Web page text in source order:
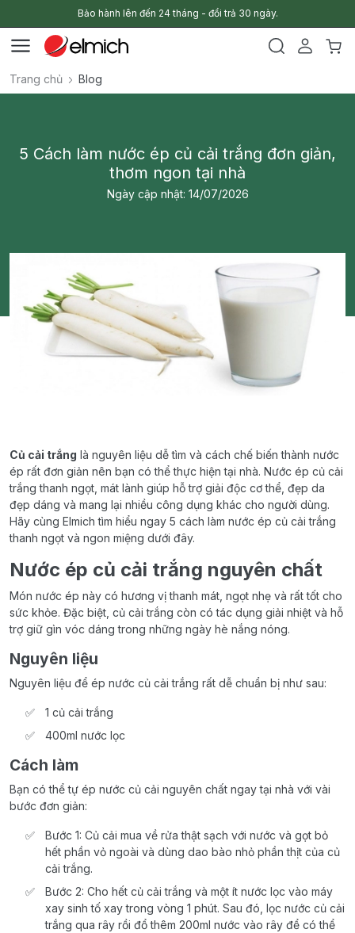
Bảo hành lên đến 24 tháng - đổi trả 30 ngày.
Trang chủ Blog
5 Cách làm nước ép củ cải trắng đơn giản,
thơm ngon tại nhà
Ngày cập nhật: 14/07/2026
Củ cải trắng là nguyên liệu dễ tìm và cách chế biến thành nước
ép rất đơn giản nên bạn có thể thực hiện tại nhà. Nước ép củ cải
trắng thanh ngọt, mát lành giúp hỗ trợ giải độc cơ thể, đẹp da
đẹp dáng và mang lại nhiều công dụng khác cho người dùng.
Hãy cùng Elmich tìm hiểu ngay 5 cách làm nước ép củ cải trắng
thanh ngọt và ngon miệng dưới đây.
Nước ép củ cải trắng nguyên chất
Món nước ép này có hương vị thanh mát, ngọt nhẹ và rất tốt cho
sức khỏe. Đặc biệt, củ cải trắng còn có tác dụng giải nhiệt và hỗ
trợ giữ gìn vóc dáng trong những ngày hè nắng nóng.
Nguyên liệu
Nguyên liệu để ép nước củ cải trắng rất dễ chuẩn bị như sau:
1 củ cải trắng
400ml nước lọc
Cách làm
Bạn có thể tự ép nước củ cải nguyên chất ngay tại nhà với vài
bước đơn giản:
Bước 1: Củ cải mua về rửa thật sạch với nước và gọt bỏ
hết phần vỏ ngoài và dùng dao bào nhỏ phần thịt của củ
cải trắng.
Bước 2: Cho hết củ cải trắng và một ít nước lọc vào máy
xay sinh tố xay trong vòng 1 phút. Sau đó, lọc nước củ cải
trắng qua rây rồi đổ thêm 200ml nước vào rây để có thể